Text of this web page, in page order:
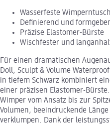
Wasserfeste
Definierend und
Präzise Elastomer-Bürste
Wischfester und
Für einen dramatischen
Doll, Sculpt & Volume
in tiefem Schwarz kombiniert
einer präzisen Elastomer-
Wimper vom Ansatz bis zur
Volumen, beeindruckende
verklumpen. Dank der